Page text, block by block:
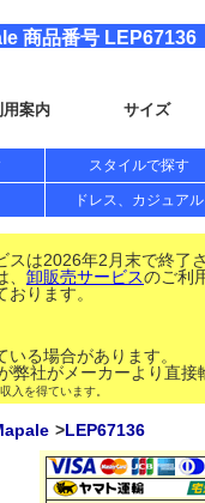
商品番号 LEP67136
用案内 サイズ
スタイルで探す
ドレス、カジュアル
は2026年2月末で終了
卸販売サービスのご利
ります。
る場合があります。
弊社がメーカーより直
入を得ています。
LEP67136